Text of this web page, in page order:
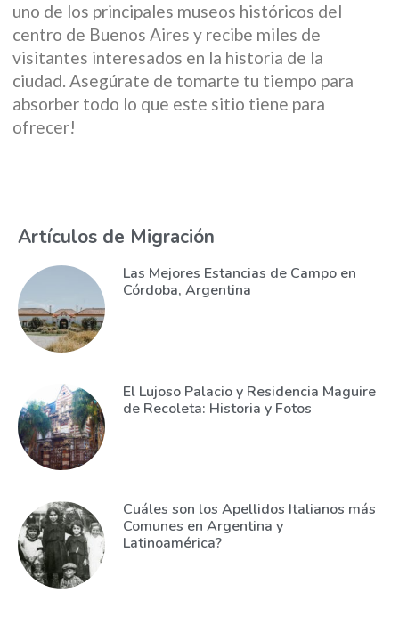
uno de los principales museos históricos del
centro de Buenos Aires y recibe miles de
visitantes interesados en la historia de la
ciudad. Asegúrate de tomarte tu tiempo para
absorber todo lo que este sitio tiene para
ofrecer!
Artículos de Migración
Las Mejores Estancias de Campo en
Córdoba, Argentina
El Lujoso Palacio y Residencia Maguire
de Recoleta: Historia y Fotos
Cuáles son los Apellidos Italianos más
Comunes en Argentina y
Latinoamérica?